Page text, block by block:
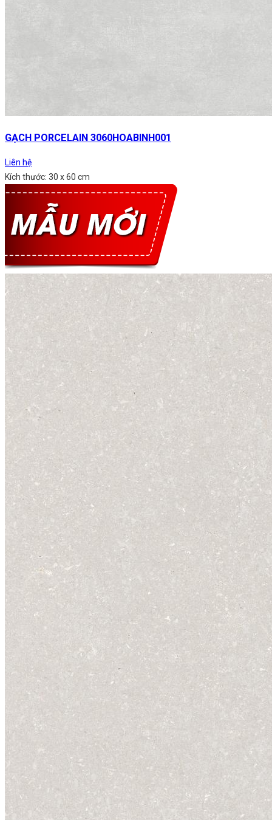
GẠCH PORCELAIN 3060HOABINH001
Liên hệ
Kích thước: 30 x 60 cm